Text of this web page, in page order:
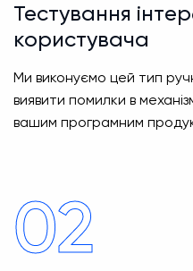
Тестування
користувача
Ми виконуємо цей тип
виявити помилки в
вашим програмним
02